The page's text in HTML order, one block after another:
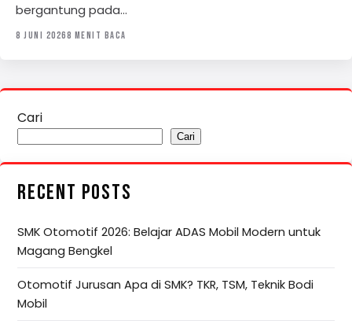
bergantung pada…
8 JUNI 20268 MENIT BACA
Cari
Cari
RECENT POSTS
SMK Otomotif 2026: Belajar ADAS Mobil Modern untuk
Magang Bengkel
Otomotif Jurusan Apa di SMK? TKR, TSM, Teknik Bodi
Mobil